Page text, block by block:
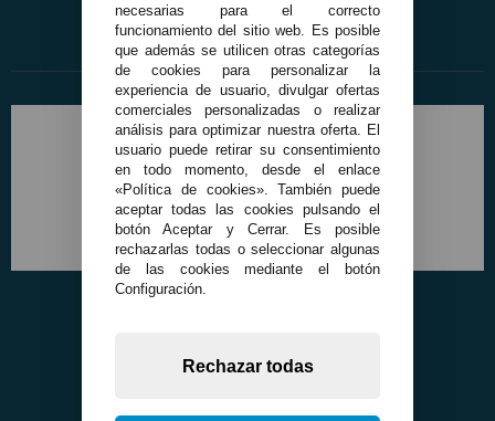
necesarias para el correcto
funcionamiento del sitio web. Es posible
que además se utilicen otras categorías
de cookies para personalizar la
experiencia de usuario, divulgar ofertas
comerciales personalizadas o realizar
análisis para optimizar nuestra oferta. El
usuario puede retirar su consentimiento
en todo momento, desde el enlace
«Política de cookies». También puede
aceptar todas las cookies pulsando el
botón Aceptar y Cerrar. Es posible
rechazarlas todas o seleccionar algunas
de las cookies mediante el botón
Configuración.
Rechazar todas